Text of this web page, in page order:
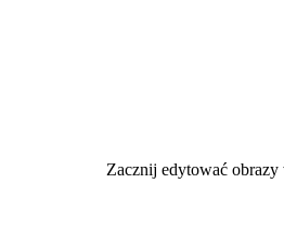
Zacznij edytować